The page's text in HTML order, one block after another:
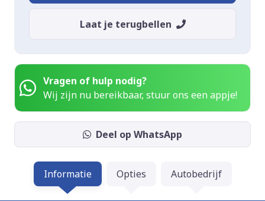
Laat je terugbellen
Vragen of hulp nodig?
Wij zijn nu bereikbaar, stuur ons een appje!
Deel op WhatsApp
Informatie Opties Autobedrijf